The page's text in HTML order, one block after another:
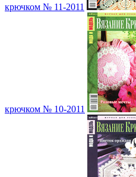
крючком № 11-2011
крючком № 10-2011